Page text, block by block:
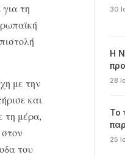
τη
με την
και
τη μέρα,
του
30
Η
28
Το
25